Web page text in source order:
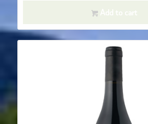
Add to cart